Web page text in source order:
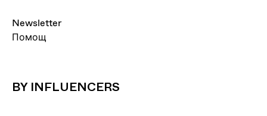
Newsletter
Помощ
BY INFLUENCERS